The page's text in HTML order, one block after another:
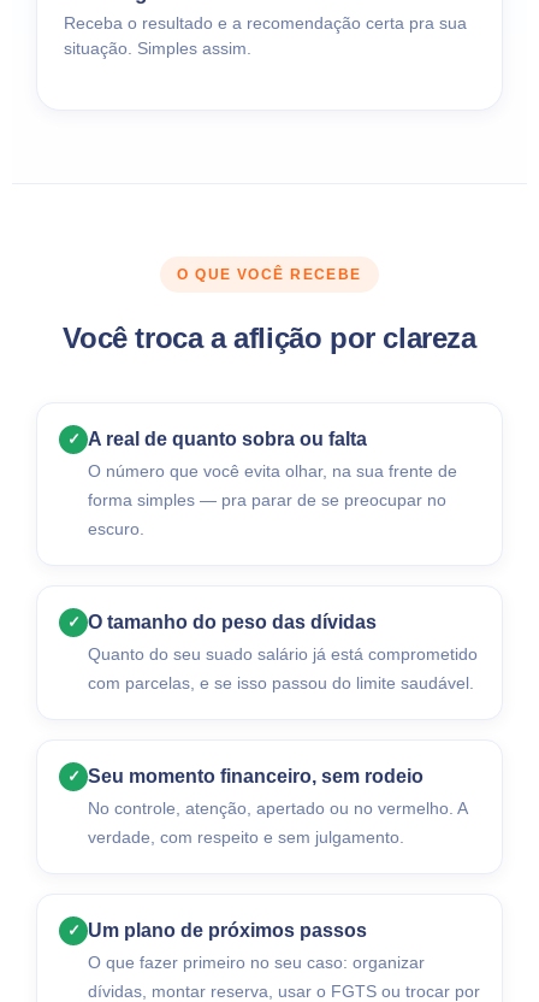
Receba o resultado e a recomendação certa pra sua
situação. Simples assim.
O QUE VOCÊ RECEBE
Você troca a aflição por clareza
✓ A real de quanto sobra ou falta
O número que você evita olhar, na sua frente de
forma simples — pra parar de se preocupar no
escuro.
✓ O tamanho do peso das dívidas
Quanto do seu suado salário já está comprometido
com parcelas, e se isso passou do limite saudável.
✓ Seu momento financeiro, sem rodeio
No controle, atenção, apertado ou no vermelho. A
verdade, com respeito e sem julgamento.
✓ Um plano de próximos passos
O que fazer primeiro no seu caso: organizar
dívidas, montar reserva, usar o FGTS ou trocar por